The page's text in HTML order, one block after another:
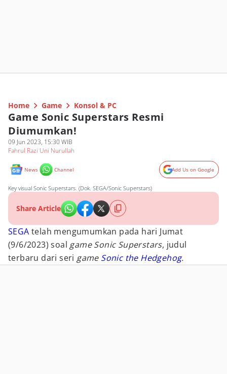
Home Game Konsol & PC
Game Sonic Superstars Resmi
Diumumkan!
09 Jun 2023, 15:30 WIB
Fahrul Razi Uni Nurullah
News Channel Add Us on Google
Key visual Sonic Superstars. (Dok. SEGA/Sonic Superstars)
Share Article
SEGA telah mengumumkan pada hari Jumat
(9/6/2023) soal game Sonic Superstars, judul
terbaru dari seri game Sonic the Hedgehog.